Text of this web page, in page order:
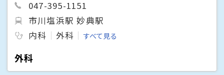
047-395-1151
市川塩浜駅 妙典駅
内科
外科 すべて見る
外科